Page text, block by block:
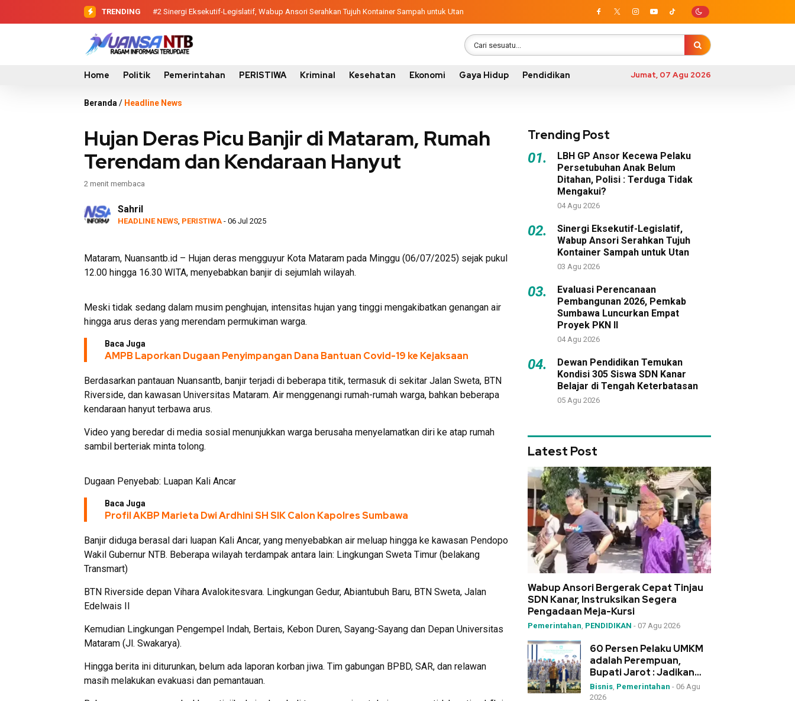
TRENDING #2 Sinergi Eksekutif-Legislatif, Wabup Ansori Serahkan Tujuh Kontainer Sampah untuk Utan
#3 Evaluasi Perencanaan Pembangunan 2026, Pemkab Sumbawa Luncurkan Empat Proyek PKN II
Home Politik Pemerintahan PERISTIWA Kriminal Kesehatan Ekonomi Gaya Hidup Pendidikan Jumat, 07 Agu 2026
Beranda / Headline News
Hujan Deras Picu Banjir di Mataram, Rumah
Terendam dan Kendaraan Hanyut
2 menit membaca
Sahril
HEADLINE NEWS PERISTIWA - 06 Jul 2025
Mataram, Nuansantb.id – Hujan deras mengguyur Kota Mataram pada Minggu (06/07/2025) sejak pukul
12.00 hingga 16.30 WITA, menyebabkan banjir di sejumlah wilayah.
Meski tidak sedang dalam musim penghujan, intensitas hujan yang tinggi mengakibatkan genangan air
hingga arus deras yang merendam permukiman warga.
Baca Juga
AMPB Laporkan Dugaan Penyimpangan Dana Bantuan Covid-19 ke Kejaksaan
Berdasarkan pantauan Nuansantb, banjir terjadi di beberapa titik, termasuk di sekitar Jalan Sweta, BTN
Riverside, dan kawasan Universitas Mataram. Air menggenangi rumah-rumah warga, bahkan beberapa
kendaraan hanyut terbawa arus.
Video yang beredar di media sosial menunjukkan warga berusaha menyelamatkan diri ke atap rumah
sambil berteriak minta tolong.
Dugaan Penyebab: Luapan Kali Ancar
Baca Juga
Profil AKBP Marieta Dwi Ardhini SH SIK Calon Kapolres Sumbawa
Banjir diduga berasal dari luapan Kali Ancar, yang menyebabkan air meluap hingga ke kawasan Pendopo
Wakil Gubernur NTB. Beberapa wilayah terdampak antara lain: Lingkungan Sweta Timur (belakang
Transmart)
BTN Riverside depan Vihara Avalokitesvara. Lingkungan Gedur, Abiantubuh Baru, BTN Sweta, Jalan
Edelwais II
Kemudian Lingkungan Pengempel Indah, Bertais, Kebon Duren, Sayang-Sayang dan Depan Universitas
Mataram (Jl. Swakarya).
Hingga berita ini diturunkan, belum ada laporan korban jiwa. Tim gabungan BPBD, SAR, dan relawan
masih melakukan evakuasi dan pemantauan.
Trending Post
01.
LBH GP Ansor Kecewa Pelaku
Persetubuhan Anak Belum
Ditahan, Polisi : Terduga Tidak
Mengakui?
04 Agu 2026
02.
Sinergi Eksekutif-Legislatif,
Wabup Ansori Serahkan Tujuh
Kontainer Sampah untuk Utan
03 Agu 2026
03.
Evaluasi Perencanaan
Pembangunan 2026, Pemkab
Sumbawa Luncurkan Empat
Proyek PKN II
04 Agu 2026
04.
Dewan Pendidikan Temukan
Kondisi 305 Siswa SDN Kanar
Belajar di Tengah Keterbatasan
05 Agu 2026
Latest Post
Wabup Ansori Bergerak Cepat Tinjau
SDN Kanar, Instruksikan Segera
Pengadaan Meja-Kursi
Pemerintahan, PENDIDIKAN - 07 Agu 2026
60 Persen Pelaku UMKM
adalah Perempuan,
Bupati Jarot : Jadikan
IWAPI Rumah Kolaborasi
Bisnis, Pemerintahan - 06 Agu
2026